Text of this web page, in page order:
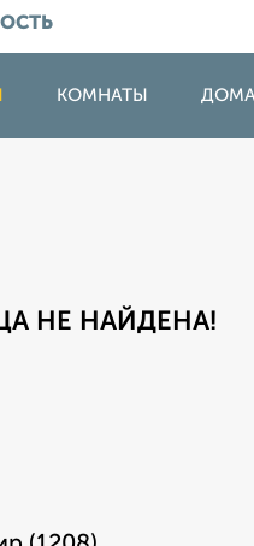
КОМНАТЫ
НЕ НАЙДЕНА!